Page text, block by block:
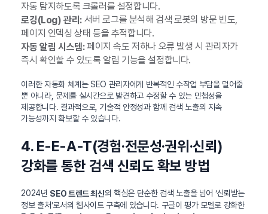
자동 탐지하도록 크롤러를 설정합니다.
로깅(Log) 관리:서버 로그를 분석해 검색 로봇의 방문 빈도,
페이지 인덱싱 상태 등을 추적합니다.
자동 알림 시스템:페이지 속도 저하나 오류 발생 시 관리자가
즉시 확인할 수 있도록 알림 기능을 설정합니다.
이러한 자동화 체계는 SEO 관리자에게 반복적인 수작업 부담을 덜어줄
뿐 아니라, 문제를 실시간으로 발견하고 수정할 수 있는 민첩성을
제공합니다. 결과적으로, 기술적 안정성과 함께 검색 노출의 지속
가능성까지 확보할 수 있습니다.
4. E-E-A-T(경험·전문성·권위·신뢰)
강화를 통한 검색 신뢰도 확보 방법
2024년 SEO 트렌드 최신의 핵심은 단순한 검색 노출을 넘어 ‘신뢰받는
정보 출처’로서의 웹사이트 구축에 있습니다. 구글이 평가 모델로 강화한